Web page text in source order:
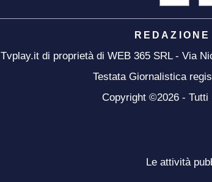
REDAZIONE
Tvplay.it di proprietà di WEB 365 SRL - Via
Testata Giornalistica
Copyright ©2026 -
Le attività